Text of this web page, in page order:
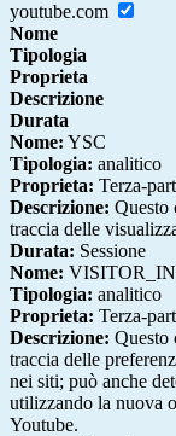
youtube.com
Nome
Tipologia
Proprieta
Descrizione
Durata
Nome: YSC
Tipologia: analitico
Proprieta: Terza-
Descrizione: Questo
traccia delle
Durata: Sessione
Nome:
Tipologia: analitico
Proprieta: Terza-
Descrizione: Questo
traccia delle
nei siti; può anche
utilizzando la nuova
Youtube.